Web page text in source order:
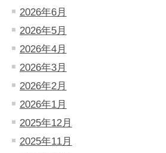
2026年6月
2026年5月
2026年4月
2026年3月
2026年2月
2026年1月
2025年12月
2025年11月